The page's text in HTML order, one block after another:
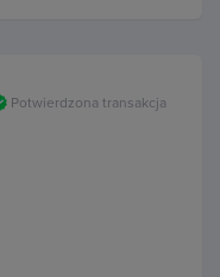
Potwierdzona transakcja